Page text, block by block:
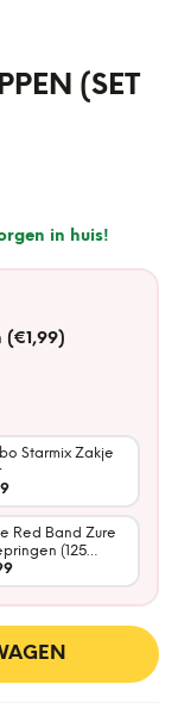
(SET
in huis!
(€1,99)
Starmix Zakje
Red Band Zure
(125